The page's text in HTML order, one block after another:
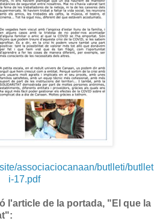
associaciocanaan/butlleti/butllet
i-17.pdf
l'article de la portada, "El que la